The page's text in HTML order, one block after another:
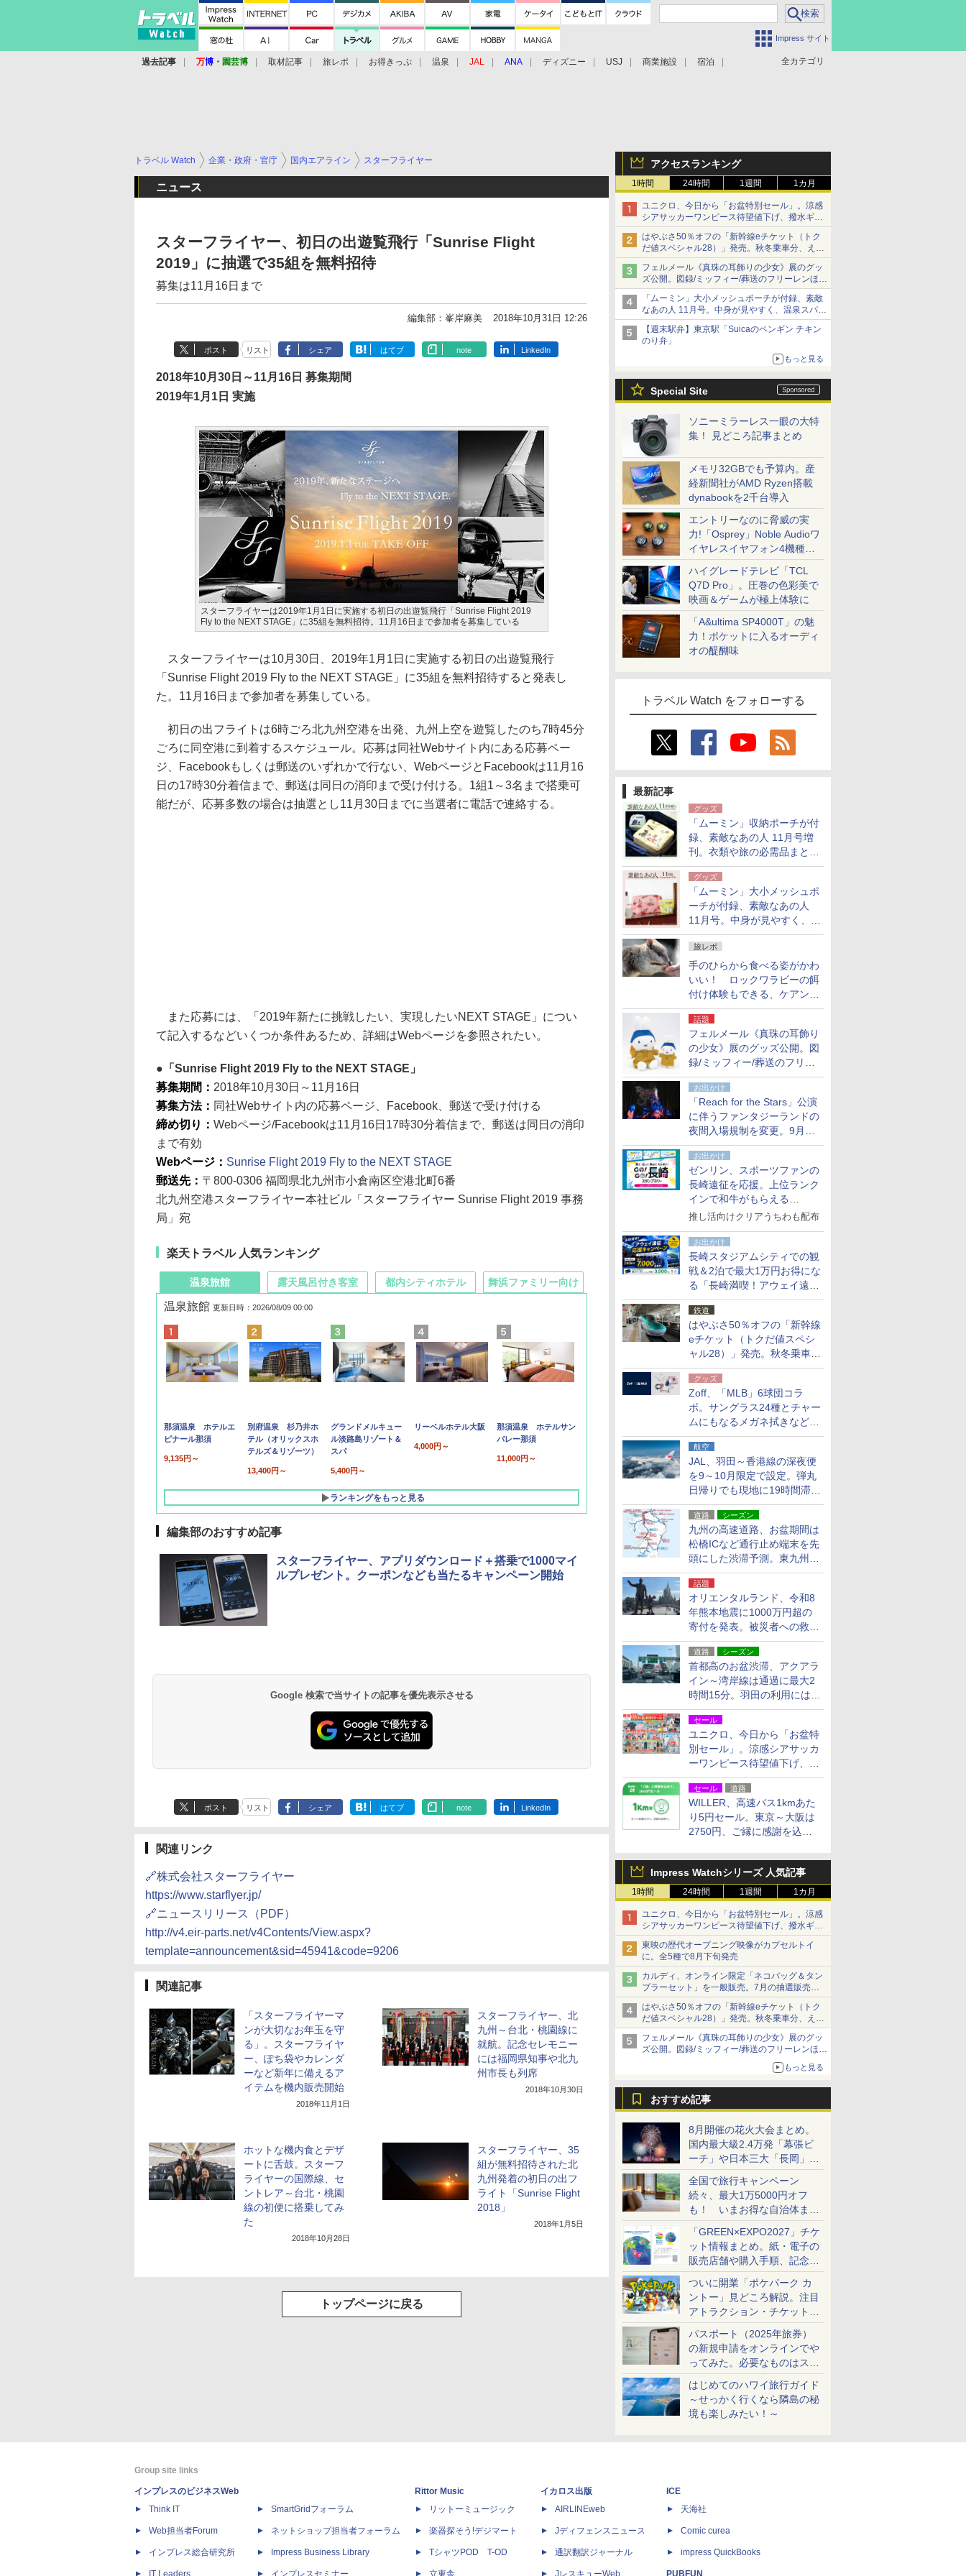
Impress サイト
全カテゴリ
過去記事 万博 ・ 園芸博 取材記事 旅レポ お得きっぷ 温泉 JAL ANA ディズニー USJ 商業施設 宿泊
アクセスランキング
1時間 24時間 1週間 1カ月
ユニクロ、今日から「お盆特別セール」。涼感
シアサッカーワンピース待望値下げ、撥水ギア
ショーツは1990円に
はやぶさ50％オフの「新幹線eチケット（トク
だ値スペシャル28）」発売。秋冬乗車分、えき
ねっと限定
フェルメール《真珠の耳飾りの少女》展のグッ
ズ公開。図録/ミッフィー/葬送のフリーレンほ
か、注目ブランドコラボが実現
「ムーミン」大小メッシュポーチが付録、素敵
なあの人 11月号。中身が見やすく、温泉スパに
も使える
【週末駅弁】東京駅「Suicaのペンギン チキン
のり弁」
もっと見る
Special Site
ソニーミラーレス一眼の大特
集！ 見どころ記事まとめ
メモリ32GBでも予算内。産
経新聞社がAMD Ryzen搭載
dynabookを2千台導入
エントリーなのに脅威の実
力!「Osprey」Noble Audioワ
イヤレスイヤフォン4機種を
一気に聴く
ハイグレードテレビ「TCL
Q7D Pro」。圧巻の色彩美で
映画＆ゲームが極上体験に
「A&ultima SP4000T」の魅
力！ポケットに入るオーディ
オの醍醐味
トラベル Watch をフォローする
最新記事
グッズ
「ムーミン」収納ポーチが付
録、素敵なあの人 11月号増
刊。衣類や旅の必需品まとま
る大小2個セット
グッズ
「ムーミン」大小メッシュポ
ーチが付録、素敵なあの人
11月号。中身が見やすく、温
泉スパにも使える
旅レポ
手のひらから食べる姿がかわ
いい！ ロックワラビーの餌
付け体験もできる、ケアンズ
でアサートン高原の日本語ガ
イド付きツアーに参加してみ
た
話題
フェルメール《真珠の耳飾り
の少女》展のグッズ公開。図
録/ミッフィー/葬送のフリー
レンほか、注目ブランドコラ
ボが実現
お出かけ
「Reach for the Stars」公演
に伴うファンタジーランドの
夜間入場規制を変更。9月か
ら18時50分～20時ごろに
お出かけ
ゼンリン、スポーツファンの
長崎遠征を応援。上位ランク
インで和牛がもらえる
「GO！GO！長崎スタンプラ
推し活向けクリアうちわも配布
お出かけ
長崎スタジアムシティでの観
戦＆2泊で最大1万円お得にな
る「長崎満喫！アウェイ遠征
応援キャンペーン」
鉄道
はやぶさ50％オフの「新幹線
eチケット（トクだ値スペシ
ャル28）」発売。秋冬乗車
分、えきねっと限定
グッズ
Zoff、「MLB」6球団コラ
ボ。サングラス24種とチャー
ムにもなるメガネ拭きなど雑
貨24種
航空
JAL、羽田～香港線の深夜便
を9～10月限定で設定。弾丸
日帰りでも現地に19時間滞在
できる
道路 シーズン
九州の高速道路、お盆期間は
松橋ICなど通行止め端末を先
頭にした渋滞予測。東九州道
への迂回は料金調整を実施
話題
オリエンタルランド、令和8
年熊本地震に1000万円超の
寄付を発表。被災者への救援
活動・復旧支援
道路 シーズン
首都高のお盆渋滞、アクアラ
イン～湾岸線は通過に最大2
時間15分。羽田の利用には
「空港西出口」の利用検討を
セール
ユニクロ、今日から「お盆特
別セール」。涼感シアサッカ
ーワンピース待望値下げ、撥
水ギアショーツは1990円に
セール 道路
WILLER、高速バス1kmあた
り5円セール。東京～大阪は
2750円、ご縁に感謝を込め
Impress Watchシリーズ 人気記事
1時間 24時間 1週間 1カ月
ユニクロ、今日から「お盆特別セール」。涼感
シアサッカーワンピース待望値下げ、撥水ギア
ショーツは1990円に
東映の歴代オープニング映像がカプセルトイ
に。全5種で8月下旬発売
カルディ、オンライン限定「ネコバッグ＆タン
ブラーセット」を一般販売。7月の抽選販売の
当選無効分
はやぶさ50％オフの「新幹線eチケット（トク
だ値スペシャル28）」発売。秋冬乗車分、えき
ねっと限定
フェルメール《真珠の耳飾りの少女》展のグッ
ズ公開。図録/ミッフィー/葬送のフリーレンほ
もっと見る
おすすめ記事
8月開催の花火大会まとめ。
国内最大級2.4万発「幕張ビ
ーチ」や日本三大「長岡」な
ど大型イベント目白押し！
全国で旅行キャンペーン
続々、最大1万5000円オフ
も！ いまお得な自治体まと
め
「GREEN×EXPO2027」チケ
ット情報まとめ。紙・電子の
販売店舗や購入手順、記念チ
ケットも解説
ついに開業「ポケパーク カ
ントー」見どころ解説。注目
アトラクション・チケット手
配・来場前に必要な準備は？
パスポート（2025年旅券）
の新規申請をオンラインでや
ってみた。必要なものはスマ
ホとマイナカードのみ
はじめてのハワイ旅行ガイド
～せっかく行くなら隣島の秘
境も楽しみたい！～
トラベル Watch 企業・政府・官庁 国内エアライン スターフライヤー
ニュース
スターフライヤー、初日の出遊覧飛行「Sunrise Flight
2019」に抽選で35組を無料招待
募集は11月16日まで
編集部：峯岸麻美 2018年10月31日 12:26
ポスト リスト シェア はてブ note LinkedIn
2018年10月30日～11月16日 募集期間
2019年1月1日 実施
スターフライヤーは2019年1月1日に実施する初日の出遊覧飛行「Sunrise Flight 2019
Fly to the NEXT STAGE」に35組を無料招待。11月16日まで参加者を募集している
スターフライヤーは10月30日、2019年1月1日に実施する初日の出遊覧飛行
「Sunrise Flight 2019 Fly to the NEXT STAGE」に35組を無料招待すると発表し
た。11月16日まで参加者を募集している。
初日の出フライトは6時ごろ北九州空港を出発、九州上空を遊覧したのち7時45分
ごろに同空港に到着するスケジュール。応募は同社Webサイト内にある応募ペー
ジ、Facebookもしくは郵送のいずれかで行ない、WebページとFacebookは11月16
日の17時30分着信まで、郵送は同日の消印まで受け付ける。1組1～3名まで搭乗可
能だが、応募多数の場合は抽選とし11月30日までに当選者に電話で連絡する。
また応募には、「2019年新たに挑戦したい、実現したいNEXT STAGE」につい
て記入するなどいくつか条件あるため、詳細はWebページを参照されたい。
「Sunrise Flight 2019 Fly to the NEXT STAGE」
募集期間： 2018年10月30日～11月16日
募集方法： 同社Webサイト内の応募ページ、Facebook、郵送で受け付ける
締め切り： Webページ/Facebookは11月16日17時30分着信まで、郵送は同日の消印
まで有効
Webページ： Sunrise Flight 2019 Fly to the NEXT STAGE
郵送先： 〒800-0306 福岡県北九州市小倉南区空港北町6番
北九州空港スターフライヤー本社ビル「スターフライヤー Sunrise Flight 2019 事務
局」宛
楽天トラベル 人気ランキング
温泉旅館
温泉旅館 更新日時：2026/08/09 00:00
那須温泉 ホテルエ
ピナール那須
9,135円～
別府温泉 杉乃井ホ
テル（オリックスホ
テルズ＆リゾーツ）
13,400円～
グランドメルキュー
ル淡路島リゾート＆
スパ
5,400円～
リーベルホテル大阪
4,000円～
那須温泉 ホテルサン
バレー那須
11,000円～
ランキングをもっと見る
露天風呂付き客室
10,450円～
19,541円～
都内シティホテル 舞浜ファミリー向け
7,950円～
5,758円～
編集部のおすすめ記事
スターフライヤー、アプリダウンロード＋搭乗で1000マイ
ルプレゼント。クーポンなども当たるキャンペーン開始
Google 検索で当サイトの記事を優先表示させる
ポスト リスト シェア はてブ note LinkedIn
関連リンク
🔗株式会社スターフライヤー
https://www.starflyer.jp/
🔗ニュースリリース（PDF）
http://v4.eir-parts.net/v4Contents/View.aspx?
template=announcement&sid=45941&code=9206
関連記事
「スターフライヤーマ
ンが大切なお年玉を守
る」。スターフライヤ
ー、ぽち袋やカレンダ
ーなど新年に備えるア
イテムを機内販売開始
2018年11月1日
スターフライヤー、北
九州～台北・桃園線に
就航。記念セレモニー
には福岡県知事や北九
州市長も列席
2018年10月30日
ホットな機内食とデザ
ートに舌鼓。スターフ
ライヤーの国際線、セ
ントレア～台北・桃園
線の初便に搭乗してみ
た
2018年10月28日
スターフライヤー、35
組が無料招待された北
九州発着の初日の出フ
ライト「Sunrise Flight
2018」
2018年1月5日
トップページに戻る
Group site links
インプレスのビジネスWeb
Think IT
Web担当者Forum
インプレス総合研究所
IT Leaders
SmartGridフォーラム
ネットショップ担当者フォーラム
Impress Business Library
インプレスセミナー
Rittor Music
リットーミュージック
楽器探そう!デジマート
TシャツPOD T-OD
立東舎
イカロス出版
AIRLINEweb
Jディフェンスニュース
通訳翻訳ジャーナル
JレスキューWeb
ICE
天海社
Comic curea
impress QuickBooks
PUBFUN